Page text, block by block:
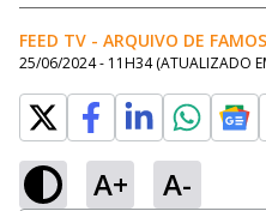
FEED TV - ARQUIVO DE
25/06/2024 - 11H34 (ATUALIZADO
A+ A-